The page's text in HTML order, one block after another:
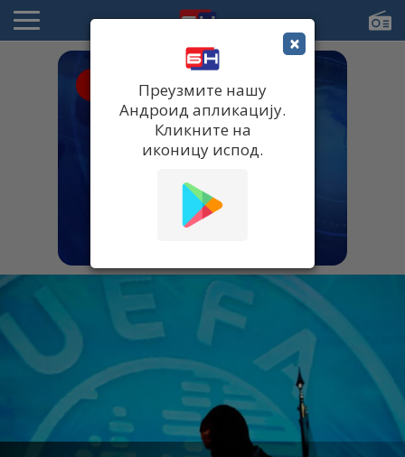
×
Преузмите нашу
Андроид апликацију.
Кликните на
иконицу испод.